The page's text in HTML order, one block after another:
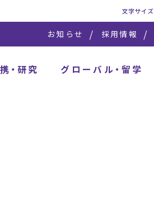
・研究 グローバル・留学
お知らせ 採用情報
文字サイズ